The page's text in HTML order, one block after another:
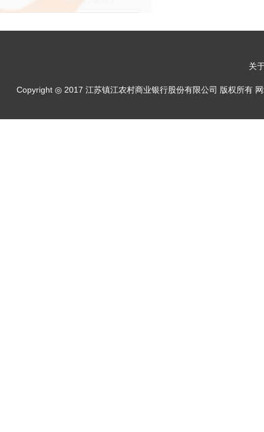
关
Copyright ◎ 2017 江苏镇江农村商业银行股份有限公司 版权所有